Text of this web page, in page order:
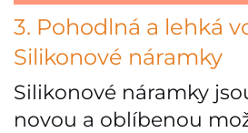
3. Pohodlná a lehká
Silikonové náramky
Silikonové náramky
novou a oblíbenou